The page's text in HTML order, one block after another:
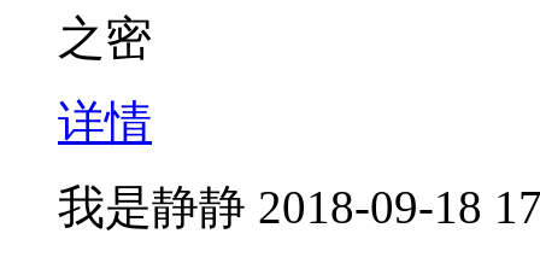
之密
详情
我是静静 2018-09-18